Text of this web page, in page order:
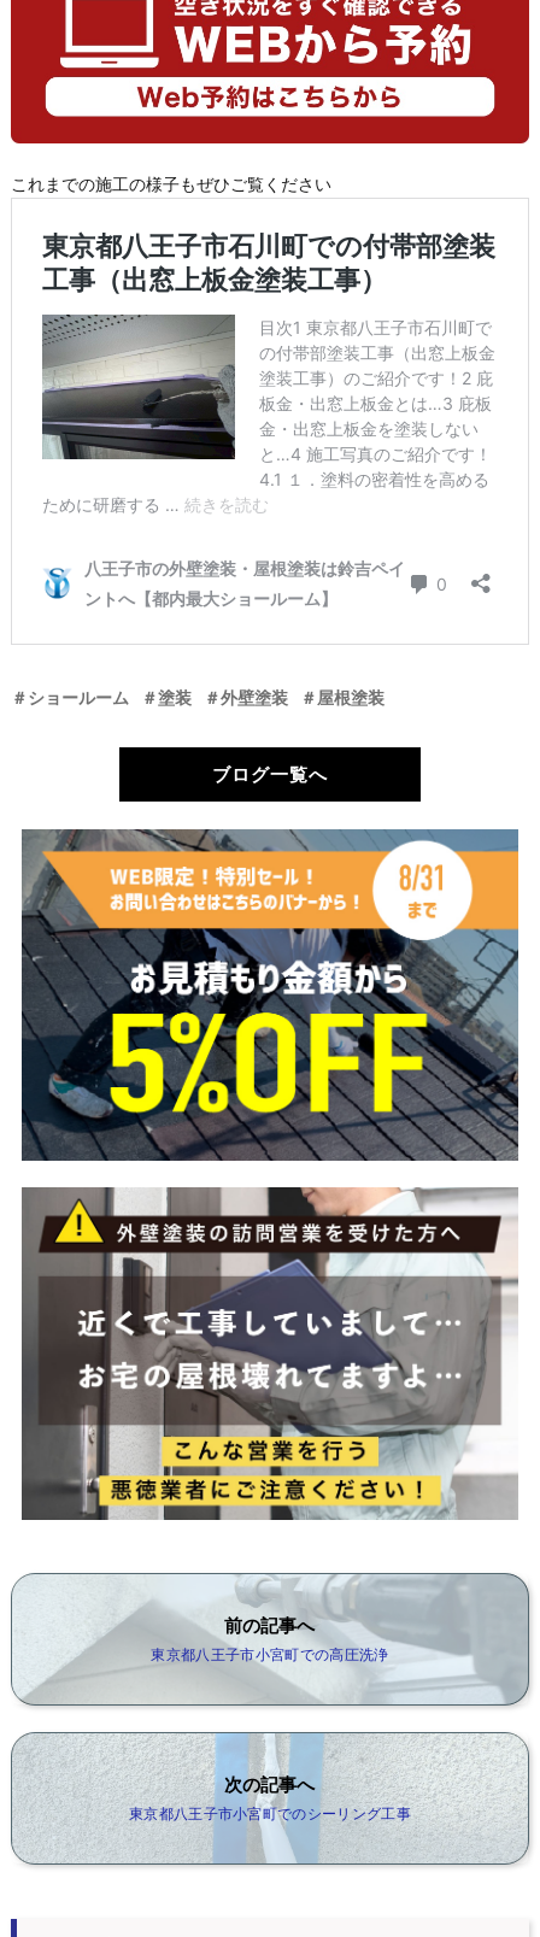
これまでの施工の様子もぜひご覧ください
＃ショールーム ＃塗装 ＃外壁塗装 ＃屋根塗装
ブログ一覧へ
前の記事へ
東京都八王子市小宮町での高圧洗浄
次の記事へ
東京都八王子市小宮町でのシーリング工事